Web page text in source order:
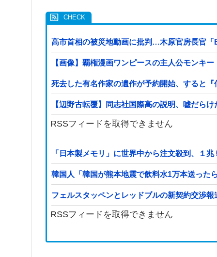
高市首相の被災地動画に批判…木原官房長官「
【画像】覇権漫画ワンピースの主人公モンキ
死去した有名作家の遺作が予約開始、すると
【辺野古転覆】同志社国際高の説明、嘘だら
RSSフィードを取得できません
「日本製メモリ」に世界中から注文殺到、１
韓国人「韓国が熊本地震で飲料水1万本送った
フェルスタッペンとレッドブルの新契約交渉
RSSフィードを取得できません